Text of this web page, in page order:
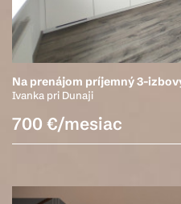
Na prenájom príjemný 3-
Ivanka pri Dunaji
700 €/mesiac